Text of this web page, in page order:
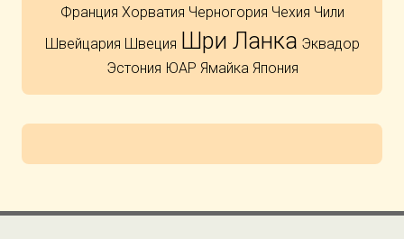
Франция Хорватия Черногория Чехия Чили
Швейцария Швеция Шри Ланка Эквадор
Эстония ЮАР Ямайка Япония